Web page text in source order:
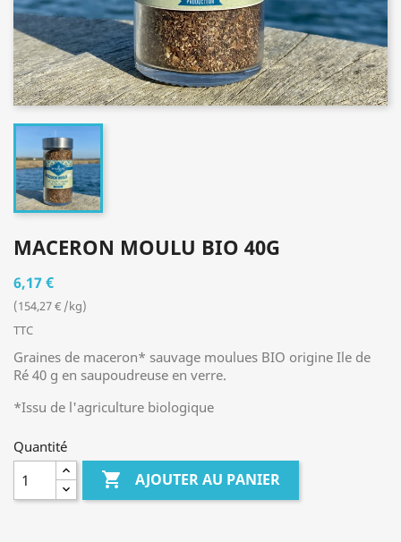
MACERON MOULU BIO 40G
6,17 €
(154,27 € /kg)
TTC
Graines de maceron* sauvage moulues BIO origine Ile de
Ré 40 g en saupoudreuse en verre.
*Issu de l'agriculture biologique
Quantité
 AJOUTER AU PANIER